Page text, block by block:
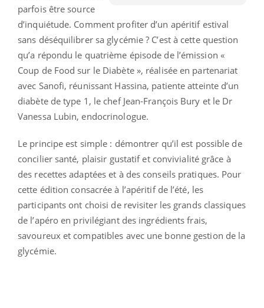
parfois être source
d’inquiétude. Comment profiter d’un apéritif estival
sans déséquilibrer sa glycémie ? C’est à cette question
qu’a répondu le quatrième épisode de l’émission «
Coup de Food sur le Diabète », réalisée en partenariat
avec Sanofi, réunissant Hassina, patiente atteinte d’un
diabète de type 1, le chef Jean-François Bury et le Dr
Vanessa Lubin, endocrinologue.
Le principe est simple : démontrer qu’il est possible de
concilier santé, plaisir gustatif et convivialité grâce à
des recettes adaptées et à des conseils pratiques. Pour
cette édition consacrée à l’apéritif de l’été, les
participants ont choisi de revisiter les grands classiques
de l’apéro en privilégiant des ingrédients frais,
savoureux et compatibles avec une bonne gestion de la
glycémie.